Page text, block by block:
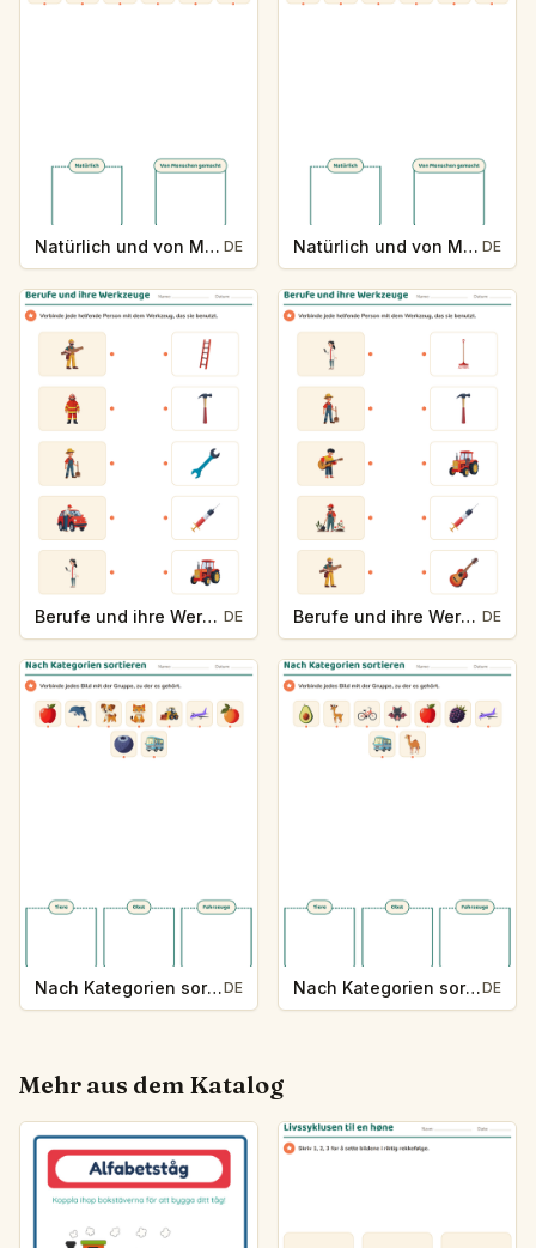
Natürlich und von Menschen gemacht DE Natürlich und von Menschen gemacht DE
Berufe und ihre Werkzeuge DE Berufe und ihre Werkzeuge DE
Nach Kategorien sortierenDE Nach Kategorien sortierenDE
Mehr aus dem Katalog